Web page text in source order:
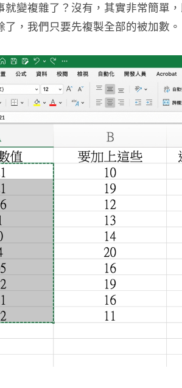
就變複雜了？沒有，其實非常簡單
了，我們只要先複製全部的被加數。